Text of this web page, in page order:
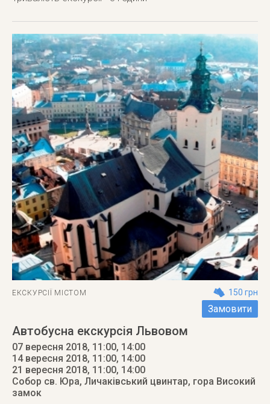
ЕКСКУРСІЇ МІСТОМ 150 грн
Замовити
Автобусна екскурсія Львовом
07 вересня 2018, 11:00, 14:00
14 вересня 2018, 11:00, 14:00
21 вересня 2018, 11:00, 14:00
Собор св. Юра, Личаківський цвинтар, гора Високий
замок